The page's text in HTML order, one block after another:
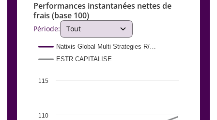
Performances instantanées nettes de
frais (base 100)
Période:
Chart
Line chart with 2 lines.
The chart has 1 X axis displaying Time. Data ranges
Natixis Global Multi Strategies R/…
ESTR CAPITALISE
110
115